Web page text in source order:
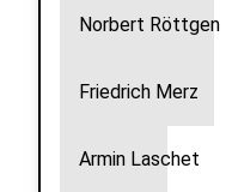
Norbert Röttgen
Friedrich Merz
Armin Laschet